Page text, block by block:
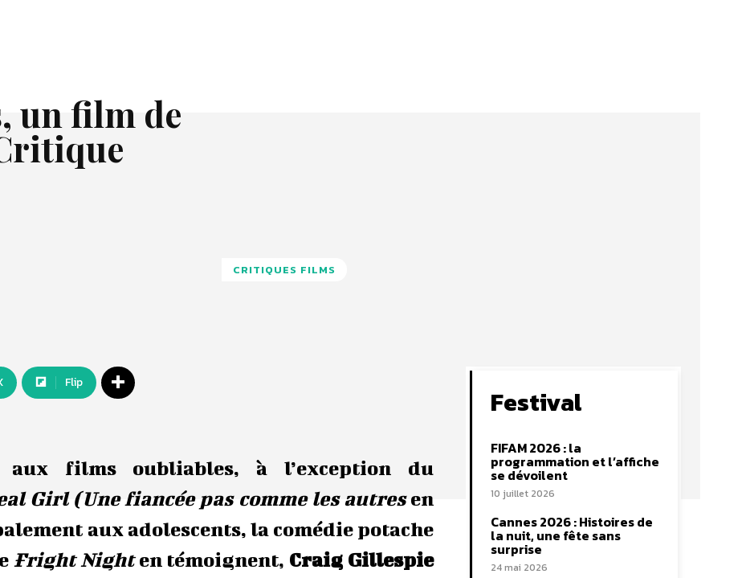
un film de
CRITIQUES FILMS
Flip
aux films oubliables, à l’exception du
Girl (Une fiancée pas comme les autresen
aux adolescents, la comédie potache
Fright Nighten témoignent, Craig Gillespie
Festival
FIFAM 2026 : la
programmation et l’affiche
se dévoilent
10 juillet 2026
Cannes 2026 : Histoires de
la nuit, une fête sans
surprise
24 mai 2026